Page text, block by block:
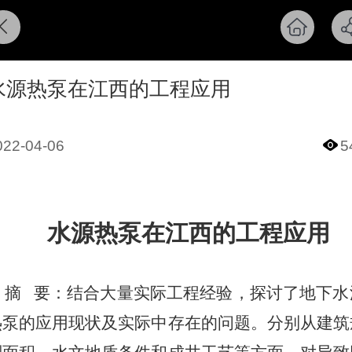
源热泵在江西的工程应用
04-06
水源热泵在江西的工程应用
摘 要：结合大量实际工程经验，探讨了地下
的应用现状及实际中存在的问题。分别从建